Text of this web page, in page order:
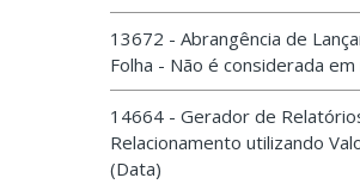
13672 - Abrangência de
Folha - Não é considerada
14664 - Gerador de
Relacionamento utilizando
(Data)